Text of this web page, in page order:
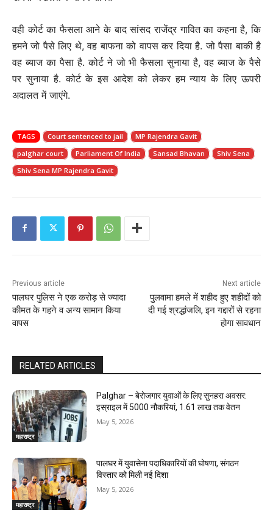
वही कोर्ट का फैसला आने के बाद सांसद राजेंद्र गावित का कहना है, कि
हमने जो पैसे लिए थे, वह बाफना को वापस कर दिया है. जो पैसा बाकी है
वह ब्याज का पैसा है. कोर्ट ने जो भी फैसला सुनाया है, वह ब्याज के पैसे
पर सुनाया है. कोर्ट के इस आदेश को लेकर हम न्याय के लिए ऊपरी
अदालत में जाएंगे.
TAGS Court sentenced to jail
MP Rajendra Gavit
palghar court
Parliament Of India Sansad Bhavan
Shiv Sena
Shiv Sena MP Rajendra Gavit
Previous article
पालघर पुलिस ने एक करोड़ से ज्यादा
कीमत के गहने व अन्य सामान किया
वापस
Next article
पुलवामा हमले में शहीद हुए शहीदों को
दी गई श्रद्धांजलि, इन गद्दारों से रहना
होगा सावधान
RELATED ARTICLES
महाराष्ट्र
Palghar – बेरोजगार युवाओं के लिए सुनहरा अवसर:
इस्राइल में 5000 नौकरियां, ₹1.61 लाख तक वेतन
May 5, 2026
महाराष्ट्र
पालघर में युवासेना पदाधिकारियों की घोषणा, संगठन
विस्तार को मिली नई दिशा
May 5, 2026